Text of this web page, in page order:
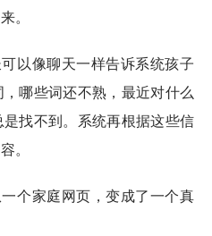
。
以像聊天一样告诉系统孩子
哪些词还不熟，最近对什么
找不到。系统再根据这些信
。
个家庭网页，变成了一个真